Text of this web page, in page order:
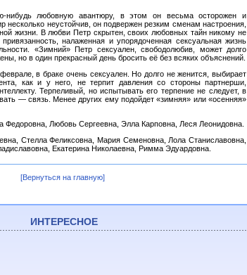
нибудь любовную авантюру, в этом он весьма осторожен и
несколько неустойчив, он подвержен резким сменам настроения,
жизни. В любви Петр скрытен, своих любовных тайн никому не
налаженная и упорядоченная сексуальная жизнь
«Зимний» Петр сексуален, свободолюбив, может долго
но в один прекрасный день бросить её без всяких объяснений.
в браке очень сексуален. Но долго не женится, выбирает
как и у него, не терпит давления со стороны партнерши,
Терпеливый, но испытывать его терпение не следует, в
— связь. Менее других ему подойдет «зимняя» или «осенняя»
Федоровна, Любовь Сергеевна, Элла Карповна, Леся Леонидовна.
Стелла Феликсовна, Мария Семеновна, Лола Станиславовна,
Екатерина Николаевна, Римма Эдуардовна.
[Вернуться на главную]
ИНТЕРЕСНОЕ